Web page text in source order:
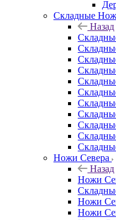
Складные
Назад
Ножи Севера
Назад
Ножи
Ножи
Ножи